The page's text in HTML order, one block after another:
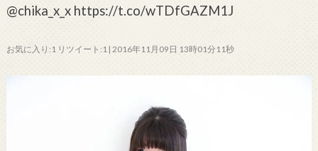
@chika_x_x https://t.co/wTDfGAZM1J
お気に入り:1 リツイート:1 | 2016年11月09日 13時01分11秒